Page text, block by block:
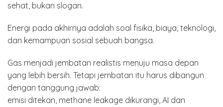
sehat, bukan slogan.
Energi pada akhirnya adalah soal fisika, biaya, teknologi,
dan kemampuan sosial sebuah bangsa.
Gas menjadi jembatan realistis menuju masa depan
yang lebih bersih. Tetapi jembatan itu harus dibangun
dengan tanggung jawab:
emisi ditekan, methane leakage dikurangi, AI dan